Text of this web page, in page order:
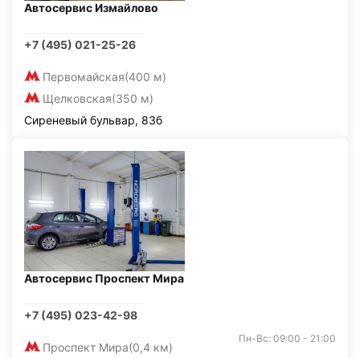
Автосервис Измайлово
+7 (495) 021-25-26
Первомайская(400 м)
Щелковская(350 м)
Сиреневый бульвар, 83б
Автосервис Проспект Мира
+7 (495) 023-42-98
Проспект Мира(0,4 км)
Пн-Вс: 09:00 - 21:00